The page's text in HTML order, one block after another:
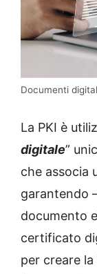
Documenti
La PKI è
digitale”
che associa
garantendo
documento
certificato
per creare la